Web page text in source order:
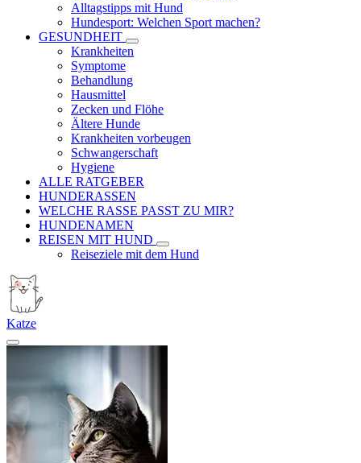
Alltagstipps mit Hund
Hundesport: Welchen Sport machen?
GESUNDHEIT
Krankheiten
Symptome
Behandlung
Hausmittel
Zecken und Flöhe
Ältere Hunde
Krankheiten vorbeugen
Schwangerschaft
Hygiene
ALLE RATGEBER
HUNDERASSEN
WELCHE RASSE PASST ZU MIR?
HUNDENAMEN
REISEN MIT HUND
Reiseziele mit dem Hund
Katze